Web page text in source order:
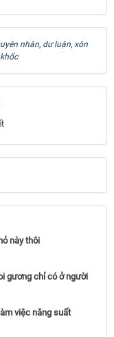
nhân, dư luận, xôn
này thôi
gương chỉ có ở người
việc năng suất